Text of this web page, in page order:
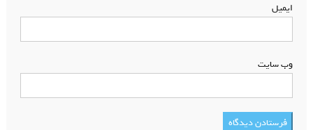
ایمیل
وب‌ سایت